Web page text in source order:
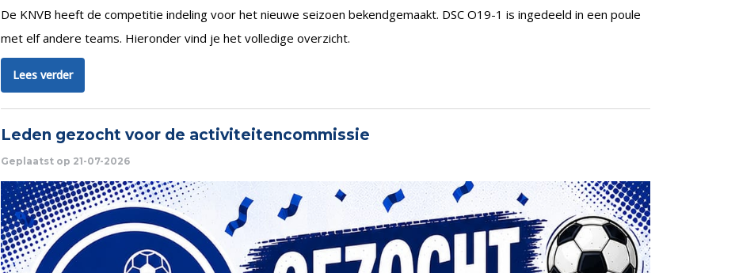
De KNVB heeft de competitie indeling voor het nieuwe seizoen bekendgemaakt. DSC O19-1 is ingedeeld in een poule
met elf andere teams. Hieronder vind je het volledige overzicht.
Lees verder
Leden gezocht voor de activiteitencommissie
Geplaatst op 21-07-2026